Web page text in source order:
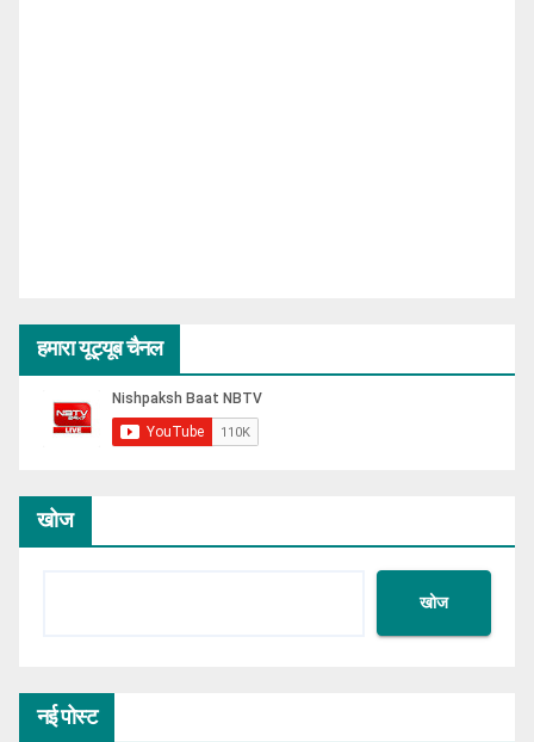
हमारा यूट्यूब चैनल
खोज
खोज
नई पोस्ट